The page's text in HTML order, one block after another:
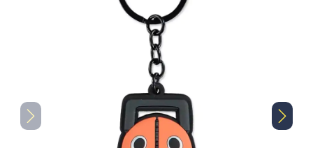
Ekspresna dostava
Outlet proizvodi
Dostava i plaćanje